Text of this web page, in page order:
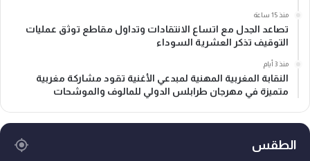
منذ 15 ساعة
تصاعد الجدل مع اتساع الانتقادات وتداول مقاطع توثق عمليات
التوقيف تذكر العشرية السوداء
منذ 3 أيام
النقابة المغربية المهنية لمبدعي الأغنية تقود مشاركة مغربية
متميزة في مهرجان طرابلس الدولي للمالوف والموشحات
الطقس